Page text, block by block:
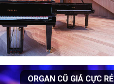
ORGAN CŨ GIÁ CỰC RẺ